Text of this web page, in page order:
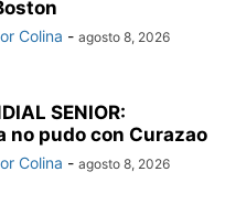
Colina - agosto 8, 2026
SENIOR:
no pudo con Curazao
Colina - agosto 8, 2026